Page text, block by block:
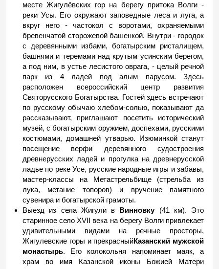
месте Жигулёвских гор на берегу притока Волги -
реки Усы. Его окружают заповедные леса и луга, а
вкруг него - частокол с воротами, охраняемыми
бревенчатой сторожевой башенкой. Внутри - городок
с деревянными избами, богатырским ристалищем,
башнями и теремами над крутым усинским берегом,
а под ним, в устье лесистого оврага, - целый речной
парк из 4 ладей под алым парусом. Здесь
расположен всероссийский центр развития
Святорусского Богатырства. Гостей здесь встречают
по русскому обычаю хлебом-солью, показывают да
рассказывают, приглашают посетить исторический
музей, с богатырским оружием, доспехами, русскими
костюмами, домашней утварью. Изюминкой станут
посещение верфи деревянного судостроения
древнерусских ладей и прогулка на древнерусской
ладье по реке Усе, русские народные игры и забавы,
мастер-классы на Метастрельбище (стрельба из
лука, метание топоров) и вручение памятного
сувенира и богатырской грамоты.
Выезд из села Жигули в Винновку(41 км). Это
старинное село XVII века на берегу Волги привлекает
удивительными видами на речные просторы,
Жигулевские горы и прекрасныйКазанский мужской
монастырь. Его колокольня напоминает маяк, а
храм во имя Казанской иконы Божией Матери